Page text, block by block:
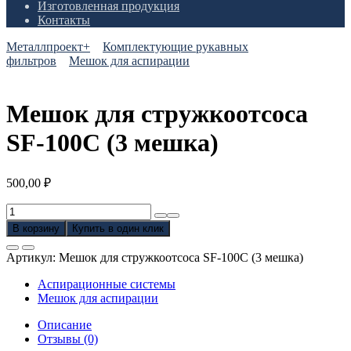
Изготовленная продукция
Контакты
Металлпроект+
Комплектующие рукавных
фильтров
Мешок для аспирации
Мешок для стружкоотсоса
SF-100C (3 мешка)
500,00 ₽
Количество
товара
Мешок
для
стружкоотсоса
100C
мешка)
В корзину Купить в один клик
Артикул: Мешок для стружкоотсоса SF-100C (3 мешка)
Аспирационные системы
Мешок для аспирации
Описание
Отзывы (0)